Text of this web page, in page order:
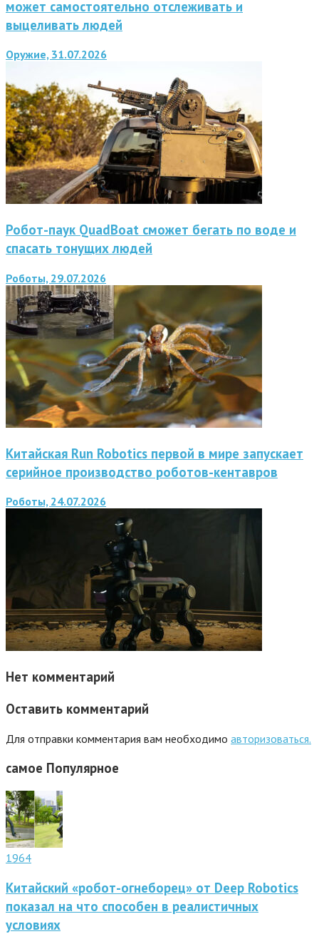
может самостоятельно отслеживать и
выцеливать людей
Оружие, 31.07.2026
Робот-паук QuadBoat сможет бегать по воде и
спасать тонущих людей
Роботы, 29.07.2026
Китайская Run Robotics первой в мире запускает
серийное производство роботов-кентавров
Роботы, 24.07.2026
Нет комментарий
Оставить комментарий
Для отправки комментария вам необходимо авторизоваться.
самое Популярное
1964
Китайский «робот-огнеборец» от Deep Robotics
показал на что способен в реалистичных
условиях